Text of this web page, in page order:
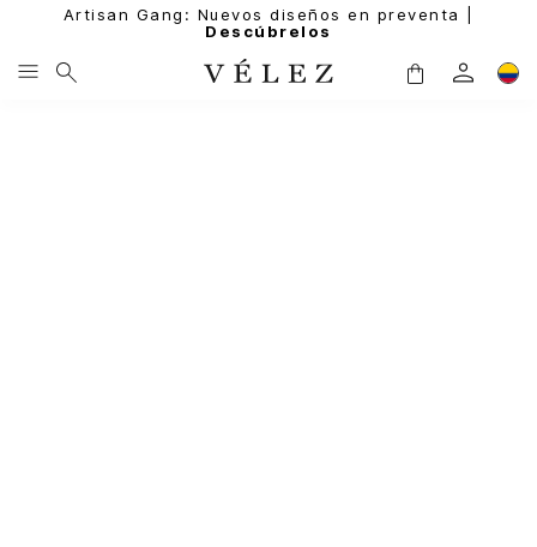
Artisan Gang: Nuevos diseños en preventa |
Descúbrelos